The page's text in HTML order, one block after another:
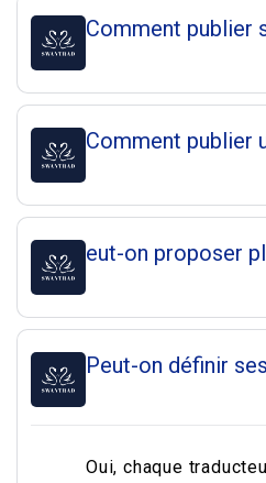
Comment publier
Comment publier
eut-on proposer
Peut-on définir
Oui, chaque